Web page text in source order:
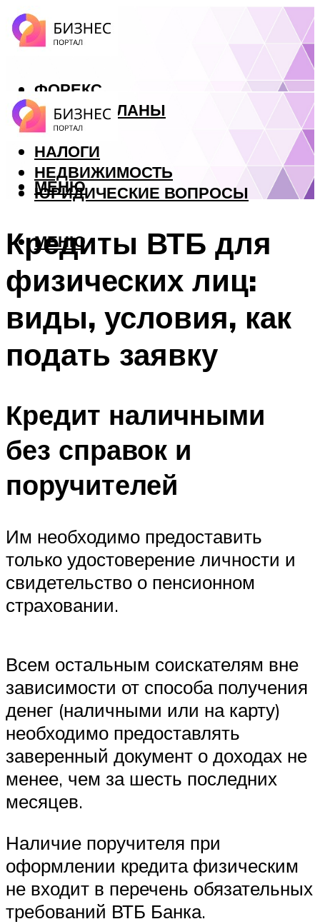
ФОРЕКС
БИЗНЕС ПЛАНЫ
КРЕДИТЫ
НАЛОГИ
НЕДВИЖИМОСТЬ
ЮРИДИЧЕСКИЕ ВОПРОСЫ
МЕНЮ
МЕНЮ
Кредиты ВТБ для
физических лиц:
виды, условия, как
подать заявку
Кредит наличными
без справок и
поручителей
Им необходимо предоставить
только удостоверение личности и
свидетельство о пенсионном
страховании.
Всем остальным соискателям вне
зависимости от способа получения
денег (наличными или на карту)
необходимо предоставлять
заверенный документ о доходах не
менее, чем за шесть последних
месяцев.
Наличие поручителя при
оформлении кредита физическим
не входит в перечень обязательных
требований ВТБ Банка.